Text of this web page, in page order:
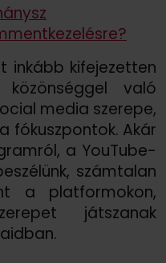
inkább kifejezetten
való
media szerepe,
fókuszpontok. Akár
a YouTube-
számtalan
a platformokon,
játszanak